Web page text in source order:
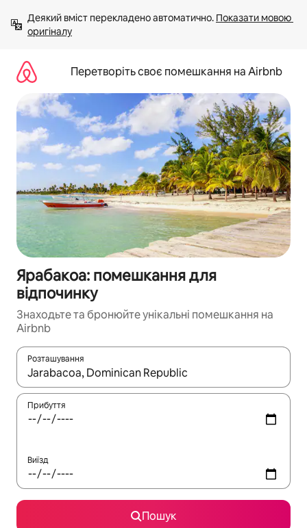
вмісту
Деякий вміст перекладено автоматично. Показати мовою
оригіналу
Перетворіть своє помешкання на Airbnb
Ярабакоа: помешкання для
відпочинку
Знаходьте та бронюйте унікальні помешкання на
Airbnb
Розташування
Отримавши результати пошуку, використовуйте для
Прибуття
Виїзд
Пошук